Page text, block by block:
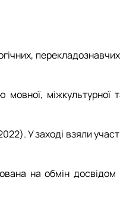
перекладознавчих
міжкультурної
У заході взяли
на обмін досвідом